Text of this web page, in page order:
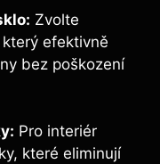
Zvolte
efektivně
bez poškození
Pro interiér
které eliminují